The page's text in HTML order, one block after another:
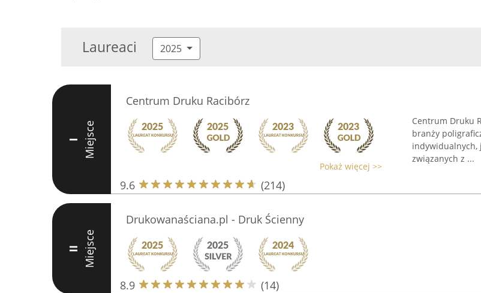
Laureaci 2025
I Miejsce
Centrum Druku Racibórz
Pokaż więcej >>
9.6 (214)
Centrum Druku
branży
indywidualnych,
związanych z ...
II Miejsce
Drukowanaściana.pl - Druk Ścienny
8.9 (14)